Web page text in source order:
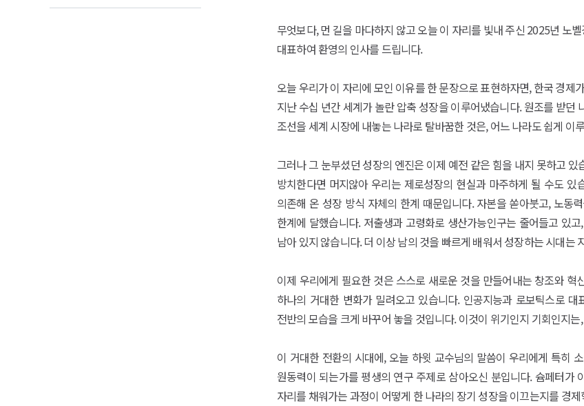
무엇보다, 먼 길을 마다하지 않고 오늘 이 자리를 빛내 주신 2025년 노
대표하여 환영의 인사를 드립니다.
오늘 우리가 이 자리에 모인 이유를 한 문장으로 표현하자면, 한국 경
지난 수십 년간 세계가 놀란 압축 성장을 이루어냈습니다. 원조를 받
조선을 세계 시장에 내놓는 나라로 탈바꿈한 것은, 어느 나라도 쉽게 이
그러나 그 눈부셨던 성장의 엔진은 이제 예전 같은 힘을 내지 못하고
방치한다면 머지않아 우리는 제로성장의 현실과 마주하게 될 수도
의존해 온 성장 방식 자체의 한계 때문입니다. 자본을 쏟아붓고, 노동
한계에 달했습니다. 저출생과 고령화로 생산가능인구는 줄어들고 있
남아 있지 않습니다. 더 이상 남의 것을 빠르게 배워서 성장하는 시대는
이제 우리에게 필요한 것은 스스로 새로운 것을 만들어내는 창조와
하나의 거대한 변화가 밀려오고 있습니다. 인공지능과 로보틱스로
전반의 모습을 크게 바꾸어 놓을 것입니다. 이것이 위기인지 기회인지
이 거대한 전환의 시대에, 오늘 하윗 교수님의 말씀이 우리에게 특히
원동력이 되는가를 평생의 연구 주제로 삼아오신 분입니다. 슘페터
자리를 채워가는 과정이 어떻게 한 나라의 장기 성장을 이끄는지를 경